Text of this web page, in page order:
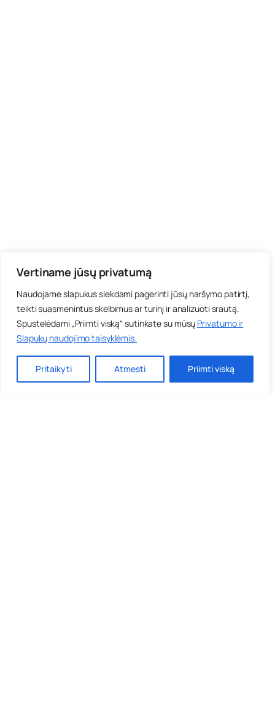
Vertiname jūsų privatumą
Naudojame slapukus siekdami pagerinti jūsų naršymo patirtį,
teikti suasmenintus skelbimus ar turinį ir analizuoti srautą.
Spustelėdami „Priimti viską“ sutinkate su mūsų Privatumo ir
Slapukų naudojimo taisyklėmis.
Pritaikyti Atmesti Priimti viską